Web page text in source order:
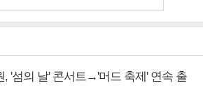
, '섬의 날' 콘서트→'머드 축제' 연속 출